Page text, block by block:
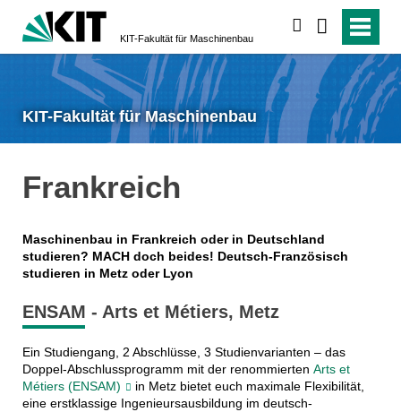
KIT-Fakultät für Maschinenbau
KIT-Fakultät für Maschinenbau
Frankreich
Maschinenbau in Frankreich oder in Deutschland
studieren? MACH doch beides! Deutsch-Französisch
studieren in Metz oder Lyon
ENSAM - Arts et Métiers, Metz
Ein Studiengang, 2 Abschlüsse, 3 Studienvarianten – das
Doppel-Abschlussprogramm mit der renommierten Arts et
Métiers (ENSAM)
in Metz bietet euch maximale Flexibilität,
eine erstklassige Ingenieursausbildung im deutsch-